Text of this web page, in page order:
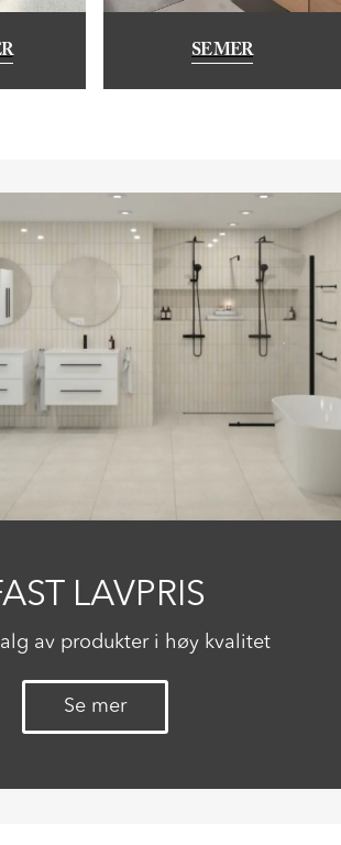
SE MER
LAVPRIS
av produkter i høy kvalitet
Se mer